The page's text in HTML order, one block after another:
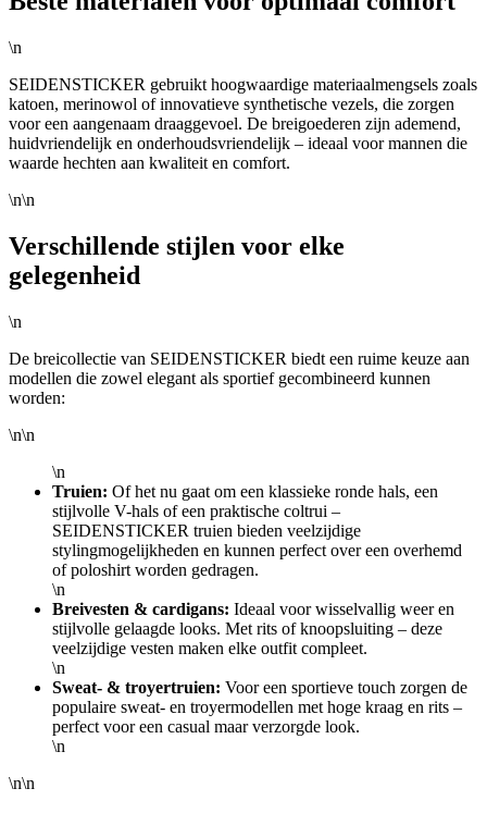
\n
SEIDENSTICKER gebruikt hoogwaardige materiaalmengsels zoals
katoen, merinowol of innovatieve synthetische vezels, die zorgen
voor een aangenaam draaggevoel. De breigoederen zijn ademend,
huidvriendelijk en onderhoudsvriendelijk – ideaal voor mannen die
waarde hechten aan kwaliteit en comfort.
\n\n
Verschillende stijlen voor elke
gelegenheid
\n
De breicollectie van SEIDENSTICKER biedt een ruime keuze aan
modellen die zowel elegant als sportief gecombineerd kunnen
worden:
\n\n
\n
Truien: Of het nu gaat om een klassieke ronde hals, een
stijlvolle V-hals of een praktische coltrui –
SEIDENSTICKER truien bieden veelzijdige
stylingmogelijkheden en kunnen perfect over een overhemd
of poloshirt worden gedragen.
\n
Breivesten & cardigans: Ideaal voor wisselvallig weer en
stijlvolle gelaagde looks. Met rits of knoopsluiting – deze
veelzijdige vesten maken elke outfit compleet.
\n
Sweat- & troyertruien: Voor een sportieve touch zorgen de
populaire sweat- en troyermodellen met hoge kraag en rits –
perfect voor een casual maar verzorgde look.
\n
\n\n